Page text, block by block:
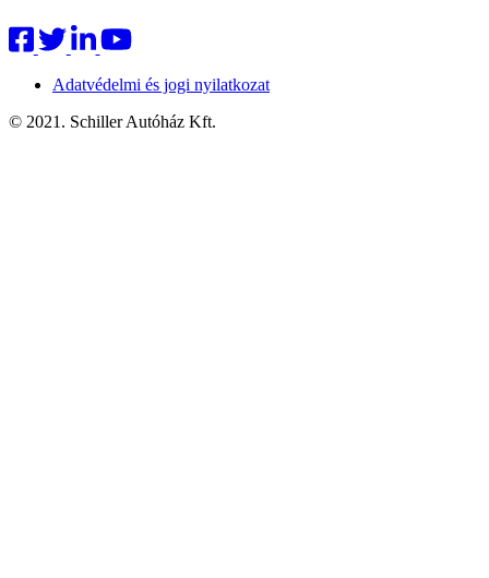
Adatvédelmi és jogi nyilatkozat
© 2021. Schiller Autóház Kft.